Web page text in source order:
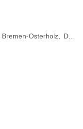
Bremen-Osterholz
Deutschland